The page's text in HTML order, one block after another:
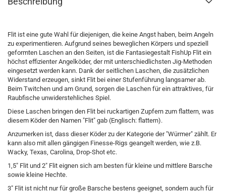
Flit ist eine gute Wahl für diejenigen, die keine Angst haben, beim Angeln
zu experimentieren. Aufgrund seines beweglichen Körpers und speziell
geformten Laschen an den Seiten, ist die Fantasiegestalt FishUp Flit ein
höchst effizienter Angelköder, der mit unterschiedlichsten Jig-Methoden
eingesetzt werden kann. Dank der seitlichen Laschen, die zusätzlichen
Widerstand erzeugen, sinkt Flit bei einer Stufenführung langsamer ab.
Beim Twitchen und am Grund, sorgen die Laschen für ein attraktives, für
Raubfische unwiderstehliches Spiel.
Diese Laschen bringen den Flit bei ruckartigen Zupfern zum flattern, was
diesem Köder den Namen "Flit" gab (Englisch: flattern).
Anzumerken ist, dass dieser Köder zu der Kategorie der "Würmer" zählt. Er
kann also mit allen gängigen Finesse-Rigs geangelt werden, wie z.B.
Wacky, Texas, Carolina, Drop-Shot etc.
1,5" Flit und 2" Flit eignen sich am besten für kleine und mittlere Barsche
sowie kleine Hechte.
3" Flit ist nicht nur für große Barsche bestens geeignet, sondern auch für